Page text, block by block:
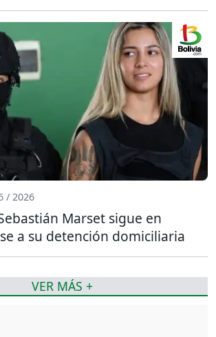
/ 2026
Marset sigue en
a su detención domiciliaria
VER MÁS +